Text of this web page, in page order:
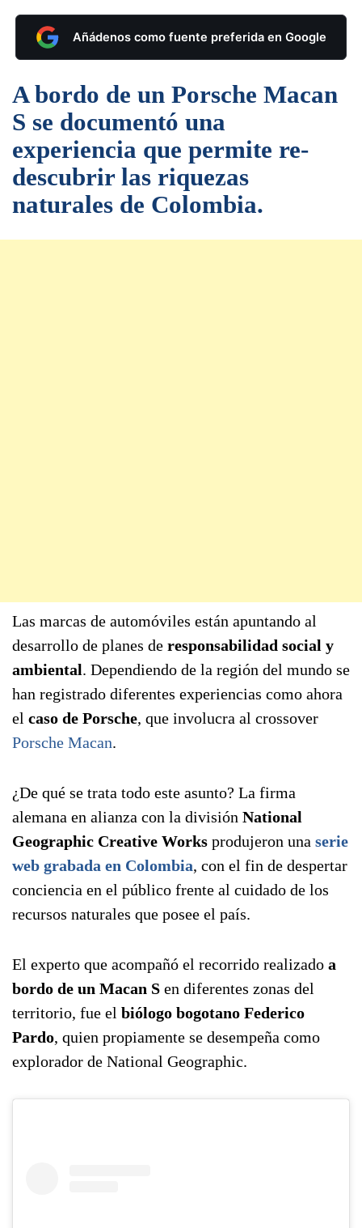
Añádenos como fuente preferida en Google
A bordo de un Porsche Macan
S se documentó una
experiencia que permite re-
descubrir las riquezas
naturales de Colombia.
Las marcas de automóviles están apuntando al
desarrollo de planes de responsabilidad social y
ambiental. Dependiendo de la región del mundo se
han registrado diferentes experiencias como ahora
el caso de Porsche, que involucra al crossover
Porsche Macan.
¿De qué se trata todo este asunto? La firma
alemana en alianza con la división National
Geographic Creative Works produjeron una serie
web grabada en Colombia, con el fin de despertar
conciencia en el público frente al cuidado de los
recursos naturales que posee el país.
El experto que acompañó el recorrido realizado a
bordo de un Macan S en diferentes zonas del
territorio, fue el biólogo bogotano Federico
Pardo, quien propiamente se desempeña como
explorador de National Geographic.